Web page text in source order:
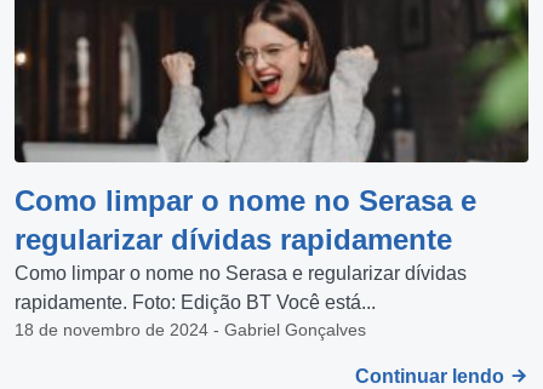
Como limpar o nome no Serasa e
regularizar dívidas rapidamente
Como limpar o nome no Serasa e regularizar dívidas
rapidamente. Foto: Edição BT Você está...
18 de novembro de 2024 - Gabriel Gonçalves
Continuar lendo